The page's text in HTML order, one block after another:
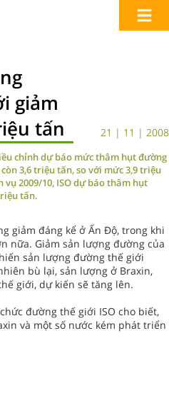
giảm
tấn
21 | 11 | 2008
chỉnh dự báo mức thâm hụt đường
3,6 triệu tấn, so với mức 3,9 triệu
vụ 2009/10, ISO dự báo thâm hụt
tấn.
giảm đáng kể ở Ấn Độ, trong khi
nữa. Giảm sản lượng đường của
sản lượng đường thế giới
bù lại, sản lượng ở Braxin,
giới, dự kiến sẽ tăng lên.
đường thế giới ISO cho biết,
và một số nước kém phát triển